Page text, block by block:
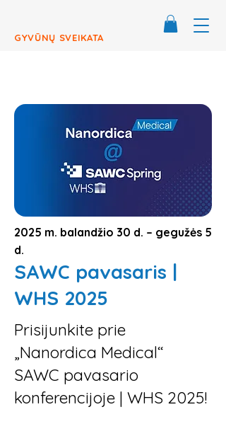
GYVŪNŲ SVEIKATA
2025 m. balandžio 30 d. – gegužės 5
d.
SAWC pavasaris |
WHS 2025
Prisijunkite prie
„Nanordica Medical“
SAWC pavasario
konferencijoje | WHS 2025!